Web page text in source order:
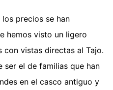
precios se han
hemos visto un ligero
con vistas directas al Tajo.
ser el de familias que han
en el casco antiguo y